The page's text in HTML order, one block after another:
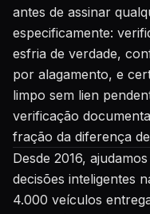
antes de assinar
especificamente:
esfria de verdade,
por alagamento, e
limpo sem lien
verificação
fração da diferença
Desde 2016,
decisões inteligentes
4.000 veículos